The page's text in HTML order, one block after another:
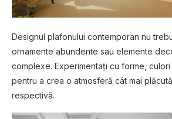
Designul plafonului contemporan nu
ornamente abundente sau elemente
complexe. Experimentați cu forme,
pentru a crea o atmosferă cât mai
respectivă.